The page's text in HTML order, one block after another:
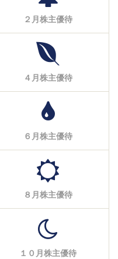
２月株主優待
４月株主優待
６月株主優待
８月株主優待
１０月株主優待